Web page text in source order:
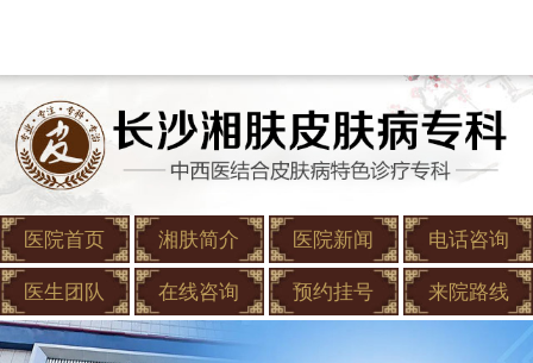
医院首页 湘肤简介 医院新闻 电话咨询
医生团队 在线咨询 预约挂号 来院路线